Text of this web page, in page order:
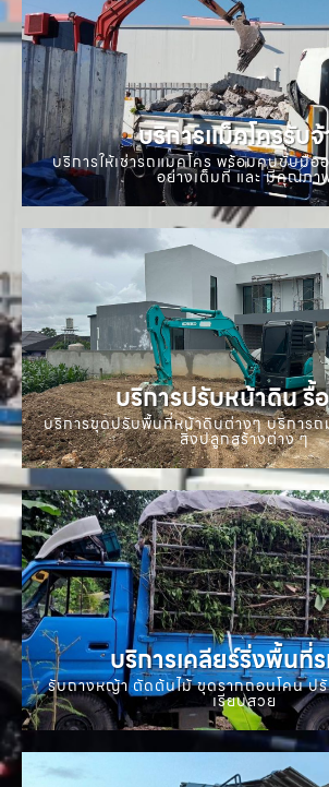
บริการแม็คโครรับ
บริการให้เช่ารถแมคโคร พร้อมคนขับมือ
อย่างเต็มที่ และ มีคุณภา
บริการปรับหน้าดิน รื้
บริการขุดปรับพื้นที่หน้าดินต่างๆ บริการ
สิ่งปลูกสร้างต่าง ๆ
บริการเคลียร์ริ่งพื้นที่
รับถางหญ้า ตัดต้นไม้ ขุดรากถอนโคน ป
เรียบสวย